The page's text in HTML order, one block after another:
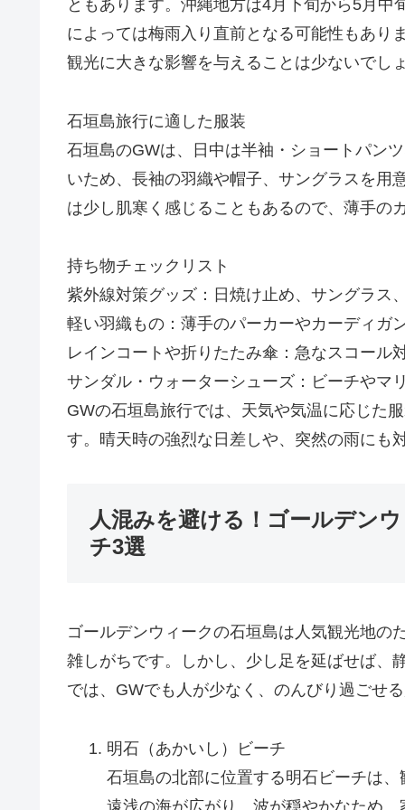
ともあります。沖縄地方は4月下旬から5月
によっては梅雨入り直前となる可能性もあり
観光に大きな影響を与えることは少ないでし
石垣島旅行に適した服装
石垣島のGWは、日中は半袖・ショートパン
いため、長袖の羽織や帽子、サングラスを用
は少し肌寒く感じることもあるので、薄手の
持ち物チェックリスト
紫外線対策グッズ：日焼け止め、サングラス
軽い羽織もの：薄手のパーカーやカーディガ
レインコートや折りたたみ傘：急なスコール
サンダル・ウォーターシューズ：ビーチやマ
GWの石垣島旅行では、天気や気温に応じた
す。晴天時の強烈な日差しや、突然の雨にも
人混みを避ける！ゴールデン
チ3選
ゴールデンウィークの石垣島は人気観光地の
雑しがちです。しかし、少し足を延ばせば、
では、GWでも人が少なく、のんびり過ごせ
明石（あかいし）ビーチ
石垣島の北部に位置する明石ビーチは
遠浅の海が広がり、波が穏やかなため